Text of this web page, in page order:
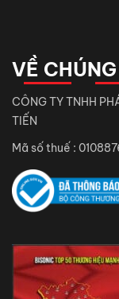
VỀ
CÔNG TY TNHH
TIẾN
Mã số thuế :